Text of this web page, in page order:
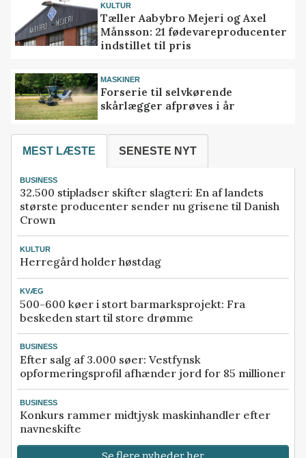
KULTUR
Tæller Aabybro Mejeri og Axel
Månsson: 21 fødevareproducenter
indstillet til pris
MASKINER
Forserie til selvkørende
skårlægger afprøves i år
MEST LÆSTE SENESTE NYT
BUSINESS
32.500 stipladser skifter slagteri: En af landets
største producenter sender nu grisene til Danish
Crown
KULTUR
Herregård holder høstdag
KVÆG
500-600 køer i stort barmarksprojekt: Fra
beskeden start til store drømme
BUSINESS
Efter salg af 3.000 søer: Vestfynsk
opformeringsprofil afhænder jord for 85 millioner
BUSINESS
Konkurs rammer midtjysk maskinhandler efter
navneskifte